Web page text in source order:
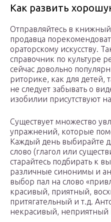
Как развить
Отправляйтесь в
продавца
ораторскому искусству.
справочник по культуре
сейчас довольно
риторике, как для детей,
не следует забывать о
изобилии присутствуют
Существует множество
упражнений, которые
Каждый день выбирайте
слово (глагол или
старайтесь подбирать к
различные синонимы и
выбор пал на слово
красивый, приятный,
притягательный и т.д.
некрасивый, неприятный